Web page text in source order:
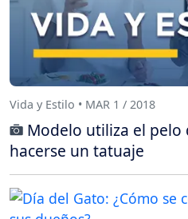
Vida y Estilo • MAR 1 / 2018
Modelo utiliza el pelo
hacerse un tatuaje